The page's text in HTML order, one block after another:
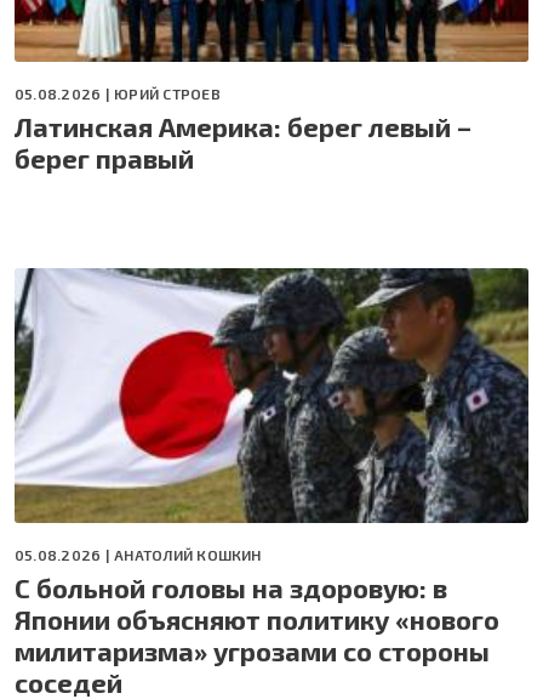
05.08.2026 | ЮРИЙ СТРОЕВ
Латинская Америка: берег левый –
берег правый
05.08.2026 |АНАТОЛИЙ КОШКИН
С больной головы на здоровую: в
Японии объясняют политику «нового
милитаризма» угрозами со стороны
соседей